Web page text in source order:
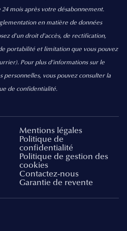
mois après votre désabonnement.
en matière de données
d'un droit d'accès, de rectification,
portabilité et limitation que vous pouvez
Pour plus d’informations sur le
personnelles, vous pouvez consulter la
de confidentialité.
Mentions légales
Politique de
confidentialité
Politique de gestion des
cookies
Contactez-nous
Garantie de revente